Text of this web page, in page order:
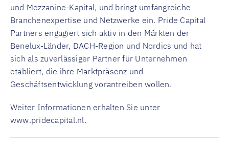
und Mezzanine-Kapital, und bringt umfangreiche
Branchenexpertise und Netzwerke ein. Pride Capital
Partners engagiert sich aktiv in den Märkten der
Benelux-Länder, DACH-Region und Nordics und hat
sich als zuverlässiger Partner für Unternehmen
etabliert, die ihre Marktpräsenz und
Geschäftsentwicklung vorantreiben wollen.
Weiter Informationen erhalten Sie unter
www.pridecapital.nl.